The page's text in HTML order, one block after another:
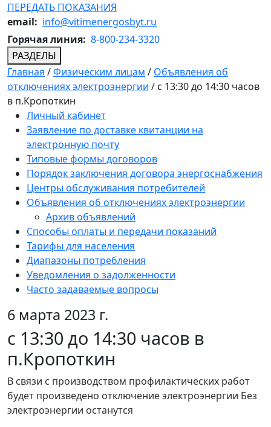
ПЕРЕДАТЬ ПОКАЗАНИЯ
email: info@vitimenergosbyt.ru
Горячая линия: 8-800-234-3320
РАЗДЕЛЫ
Главная /Физическим лицам / Объявления об
отключениях электроэнергии / с 13:30 до 14:30 часов
в п.Кропоткин
Личный кабинет
Заявление по доставке квитанции на
электронную почту
Типовые формы договоров
Порядок заключения договора энергоснабжения
Центры обслуживания потребителей
Объявления об отключениях электроэнергии
Архив объявлений
Способы оплаты и передачи показаний
Тарифы для населения
Диапазоны потребления
Уведомления о задолженности
Часто задаваемые вопросы
6 марта 2023 г.
с 13:30 до 14:30 часов в
п.Кропоткин
В связи с производством профилактических работ
будет произведено отключение электроэнергии Без
электроэнергии останутся